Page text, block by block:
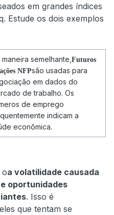
em grandes índices
Estude os dois exemplos
maneira semelhante, Futuros
NFPsão usadas para
em dados do
de trabalho. Os
de emprego
indicam a
econômica.
oa volatilidade causada
oportunidades
. Isso é
que tentam se